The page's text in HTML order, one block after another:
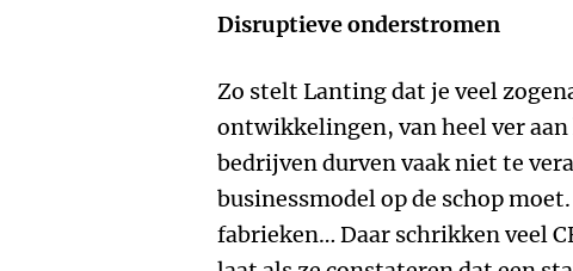
Disruptieve onderstromen
Zo stelt Lanting dat je veel
ontwikkelingen, van heel ver
bedrijven durven vaak niet te
businessmodel op de schop
fabrieken… Daar schrikken veel